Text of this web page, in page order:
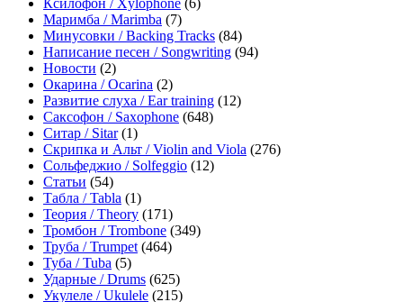
Ксилофон / Xylophone (6)
Маримба / Marimba (7)
Минусовки / Backing Tracks (84)
Написание песен / Songwriting (94)
Новости (2)
Окарина / Ocarina (2)
Развитие слуха / Ear training (12)
Саксофон / Saxophone (648)
Ситар / Sitar(1)
Скрипка и Альт / Violin and Viola (276)
Сольфеджио / Solfeggio (12)
Статьи (54)
Табла / Tabla (1)
Теория / Theory (171)
Тромбон / Trombone (349)
Труба / Trumpet (464)
Туба / Tuba (5)
Ударные / Drums (625)
Укулеле / Ukulele (215)